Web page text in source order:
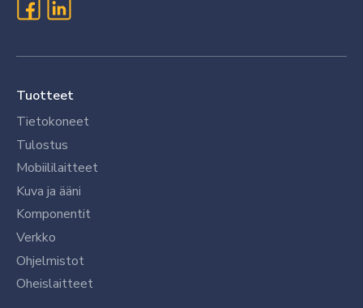
Tuotteet
Tietokoneet
Tulostus
Mobiililaitteet
Kuva ja ääni
Komponentit
Verkko
Ohjelmistot
Oheislaitteet